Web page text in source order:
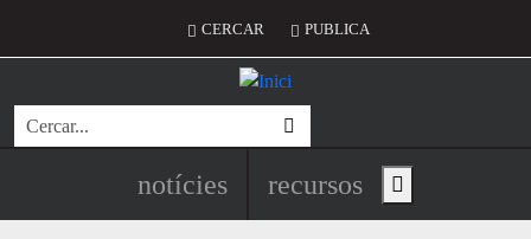
Menú del compte d'usuari
CERCAR PUBLICA
Cerca
Navegació principal de
notícies recursos Show main menu